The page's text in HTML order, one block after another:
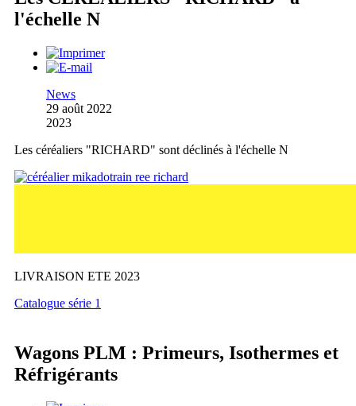
l'échelle N
News
29 août 2022
2023
Les céréaliers "RICHARD" sont déclinés à l'échelle N
LIVRAISON ETE 2023
Catalogue série 1
Wagons PLM : Primeurs, Isothermes et
Réfrigérants